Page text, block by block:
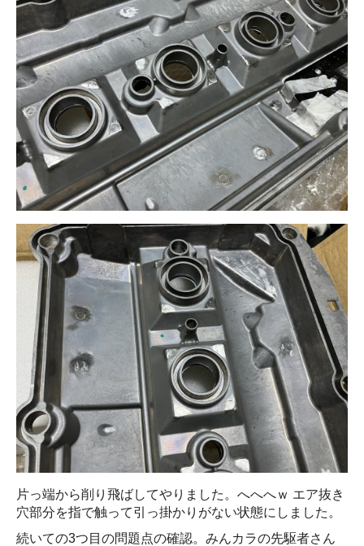
片っ端から削り飛ばしてやりました。へへへｗ エア抜き
穴部分を指で触って引っ掛かりがない状態にしました。
続いての3つ目の問題点の確認。みんカラの先駆者さん